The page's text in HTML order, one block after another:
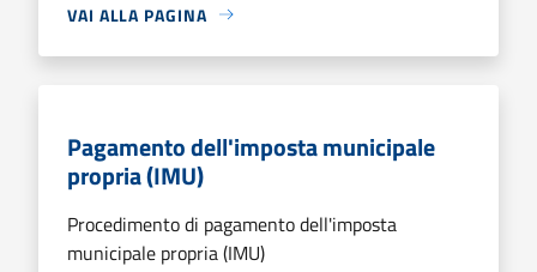
VAI ALLA PAGINA
Pagamento dell'imposta municipale
propria (IMU)
Procedimento di pagamento dell'imposta
municipale propria (IMU)